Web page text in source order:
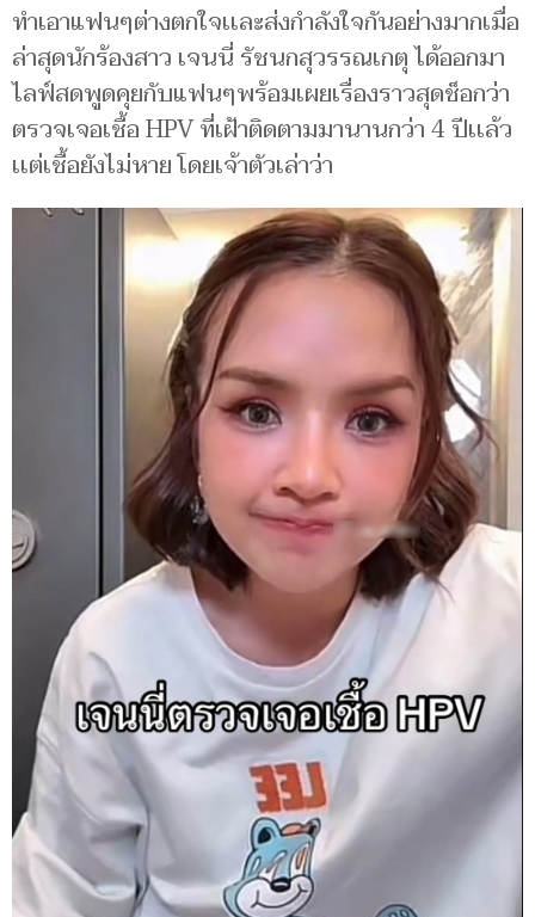
ทำเอาแฟนๆต่างตกใจเเละส่งกำลังใจกันอย่างมากเมื่อ
ล่าสุดนักร้องสาว เจนนี่ รัชนกสุวรรณเกตุ ได้ออกมา
ไลฟ์สดพูดคุยกับแฟนๆพร้อมเผยเรื่องราวสุดช็อกว่า
ตรวจเจอเชื้อ HPV ที่เฝ้าติดตามมานานกว่า 4 ปีเเล้ว
เเต่เชื้อยังไม่หาย โดยเจ้าตัวเล่าว่า